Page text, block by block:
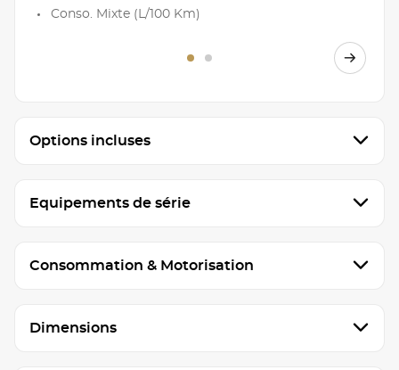
Conso. Mixte (L/100 Km)
Options incluses
Equipements de série
Consommation & Motorisation
Dimensions